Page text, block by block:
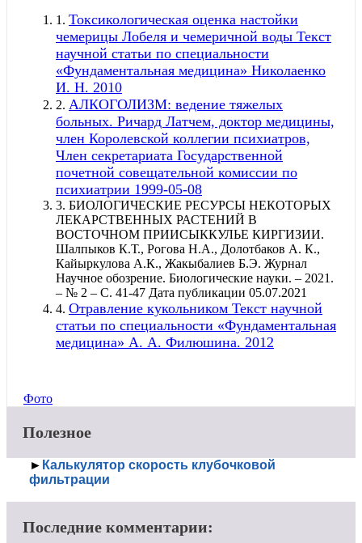
1. Токсикологическая оценка настойки
чемерицы Лобеля и чемеричной воды Текст
научной статьи по специальности
«Фундаментальная медицина» Николаенко
И. Н. 2010
2. АЛКОГОЛИЗМ: ведение тяжелых
больных. Ричард Латчем, доктор медицины,
член Королевской коллегии психиатров,
Член секретариата Государственной
почетной совещательной комиссии по
психиатрии 1999-05-08
3. БИОЛОГИЧЕСКИЕ РЕСУРСЫ НЕКОТОРЫХ
ЛЕКАРСТВЕННЫХ РАСТЕНИЙ В
ВОСТОЧНОМ ПРИИСЫККУЛЬЕ КИРГИЗИИ.
Шалпыков К.Т., Рогова Н.А., Долотбаков А. К.,
Кайыркулова А.К., Жакыбалиев Б.Э. Журнал
Научное обозрение. Биологические науки. – 2021.
– № 2 – С. 41-47 Дата публикации 05.07.2021
4. Отравление кукольником Текст научной
статьи по специальности «Фундаментальная
медицина» А. А. Филюшина. 2012
Фото
Полезное
► Калькулятор скорость клубочковой
фильтрации
Последние комментарии: